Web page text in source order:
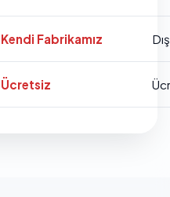
Kendi Fabrikamız
Ücretsiz